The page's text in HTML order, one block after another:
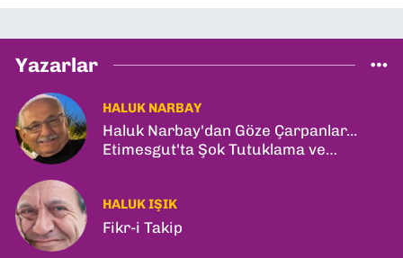
Yazarlar
HALUK NARBAY
Haluk Narbay'dan Göze Çarpanlar...
Etimesgut'ta Şok Tutuklama ve
HALUK IŞIK
Fikr-i Takip